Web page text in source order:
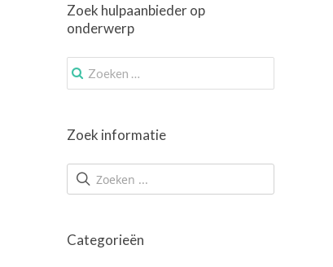
Zoek hulpaanbieder op
onderwerp
Zoek
naar:
Zoek informatie
Categorieën